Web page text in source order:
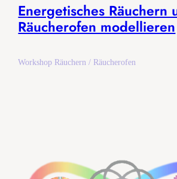
Energetisches Räuchern
Räucherofen modellieren
Workshop Räuchern / Räucherofen